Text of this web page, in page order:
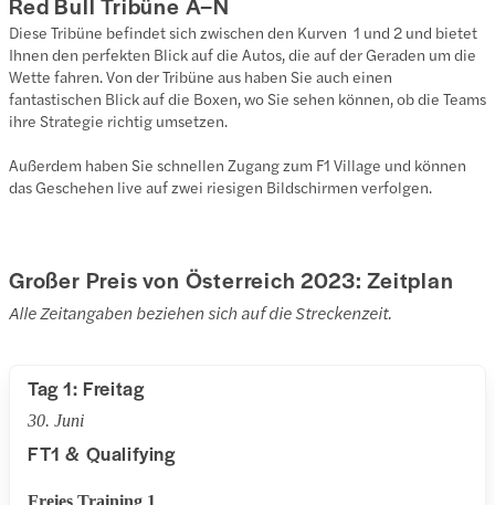
Diese Tribüne befindet sich zwischen den Kurven 1 und 2 und bietet
Ihnen den perfekten Blick auf die Autos, die auf der Geraden um die
Wette fahren. Von der Tribüne aus haben Sie auch einen
fantastischen Blick auf die Boxen, wo Sie sehen können, ob die Teams
ihre Strategie richtig umsetzen.
Außerdem haben Sie schnellen Zugang zum F1 Village und können
das Geschehen live auf zwei riesigen Bildschirmen verfolgen.
Großer Preis von Österreich 2023: Zeitplan
Alle Zeitangaben beziehen sich auf die Streckenzeit.
Tag 1: Freitag
30. Juni
FT1 & Qualifying
Freies Training 1